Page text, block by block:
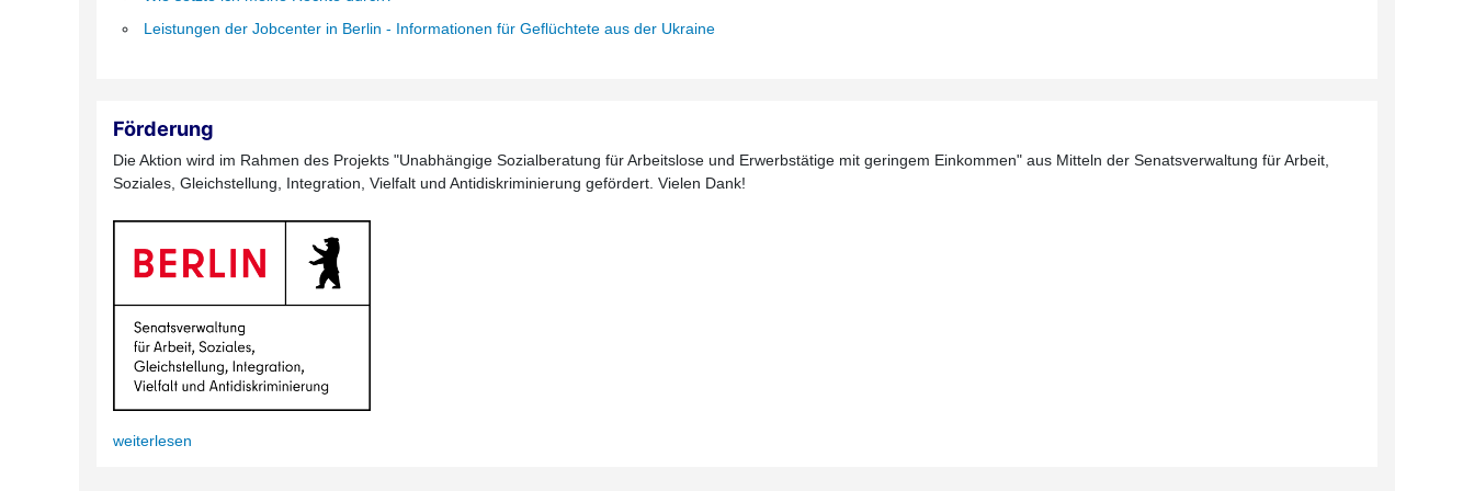
Leistungen der Jobcenter in Berlin - Informationen für Geflüchtete aus der Ukraine
Förderung
Die Aktion wird im Rahmen des Projekts "Unabhängige Sozialberatung für Arbeitslose und Erwerbstätige mit geringem Einkommen" aus Mitteln der Senatsverwaltung für Arbeit,
Soziales, Gleichstellung, Integration, Vielfalt und Antidiskriminierung gefördert. Vielen Dank!
weiterlesen